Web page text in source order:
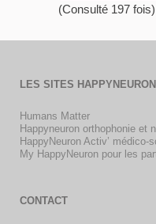
(Consulté 197 fois)
LES SITES HAPPYNEURON
Humans Matter
Happyneuron orthophonie et
HappyNeuron Activ’
My HappyNeuron pour les
CONTACT